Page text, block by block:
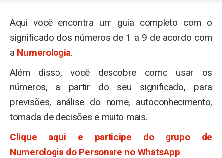
Aqui você encontra um guia completo com o
significado dos números de 1 a 9 de acordo com
a Numerologia.
Além disso, você descobre como usar os
números, a partir do seu significado, para
previsões, análise do nome, autoconhecimento,
tomada de decisões e muito mais.
Clique aqui e participe do grupo de
Numerologia do Personare no WhatsApp